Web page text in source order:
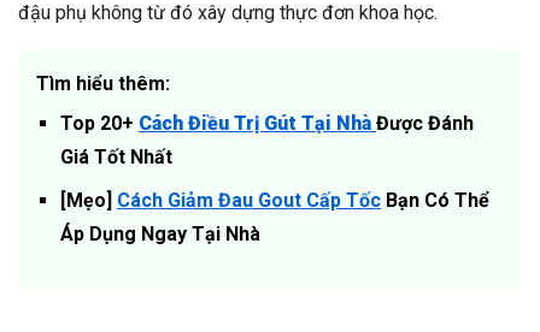
đậu phụ không từ đó xây dựng thực đơn khoa học.
Tìm hiểu thêm:
Top 20+ Cách Điều Trị Gút Tại Nhà Được Đánh
Giá Tốt Nhất
[Mẹo] Cách Giảm Đau Gout Cấp Tốc Bạn Có Thể
Áp Dụng Ngay Tại Nhà